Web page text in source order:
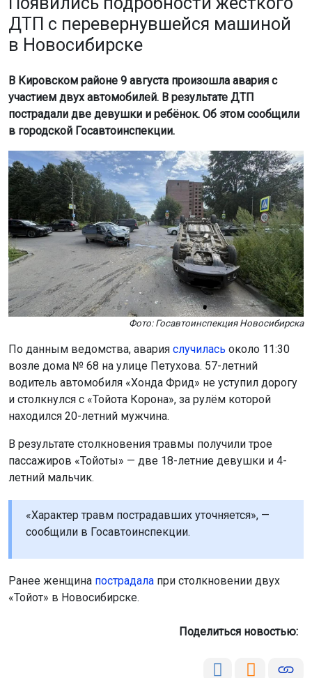
ДТП с перевернувшейся машиной
в Новосибирске
В Кировском районе 9 августа произошла авария с
участием двух автомобилей. В результате ДТП
пострадали две девушки и ребёнок. Об этом сообщили
в городской Госавтоинспекции.
Фото: Госавтоинспекция Новосибирска
По данным ведомства, авария случилась около 11:30
возле дома № 68 на улице Петухова. 57-летний
водитель автомобиля «Хонда Фрид» не уступил дорогу
и столкнулся с «Тойота Корона», за рулём которой
находился 20-летний мужчина.
В результате столкновения травмы получили трое
пассажиров «Тойоты» — две 18-летние девушки и 4-
летний мальчик.
«Характер травм пострадавших уточняется», —
сообщили в Госавтоинспекции.
Ранее женщина пострадала при столкновении двух
«Тойот» в Новосибирске.
Поделиться новостью: